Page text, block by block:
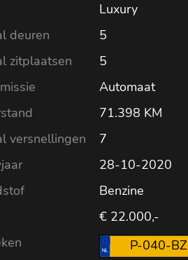
Luxury
deuren
5
zitplaatsen
5
Automaat
71.398 KM
versnellingen
7
28-10-2020
Benzine
€ 22.000,-
P-040-BZ